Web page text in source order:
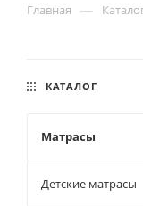
Главная —
КАТАЛОГ
Матрасы
Детские матрасы